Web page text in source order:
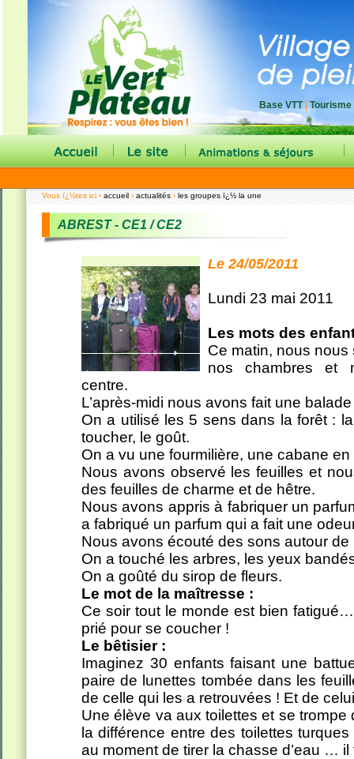
Vous ï¿½tes ici › accueil › actualités › les groupes ï¿½ la une
ABREST - CE1 / CE2
Le 24/05/2011
Lundi 23 mai 2011
Les mots des
Ce matin, nous
nos chambres et
centre.
L’après-midi nous avons fait une
On a utilisé les 5 sens dans la forêt : la
toucher, le goût.
On a vu une fourmilière, une cabane en
Nous avons observé les feuilles et
des feuilles de charme et de hêtre.
Nous avons appris à fabriquer un
a fabriqué un parfum qui a fait une
Nous avons écouté des sons autour de
On a touché les arbres, les yeux
On a goûté du sirop de fleurs.
Le mot de la maîtresse :
Ce soir tout le monde est bien
prié pour se coucher !
Le bêtisier :
Imaginez 30 enfants faisant une
paire de lunettes tombée dans les
de celle qui les a retrouvées ! Et de
Une élève va aux toilettes et se trompe
la différence entre des toilettes
au moment de tirer la chasse d’eau …
| | |
Base VTT|Tourisme